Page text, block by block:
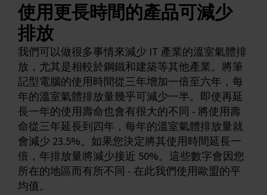
使用更長時間的產品可減少
排放
我們可以做很多事情來減少 IT 產業的溫室氣體排
放，尤其是相較於鋼鐵和建築等其他產業。將筆
記型電腦的使用時間從三年增加一倍至六年，每
年的溫室氣體排放量幾乎可減少一半。即使再延
長一年的使用壽命也會有很大的不同 - 將使用壽
命從三年延長到四年，每年的溫室氣體排放量就
會減少 23.5%。如果您決定將其使用時間延長一
倍，年排放量將減少接近 50%。這些數字會因您
所在的地區而有所不同 - 在此我們使用歐盟的平
均值。